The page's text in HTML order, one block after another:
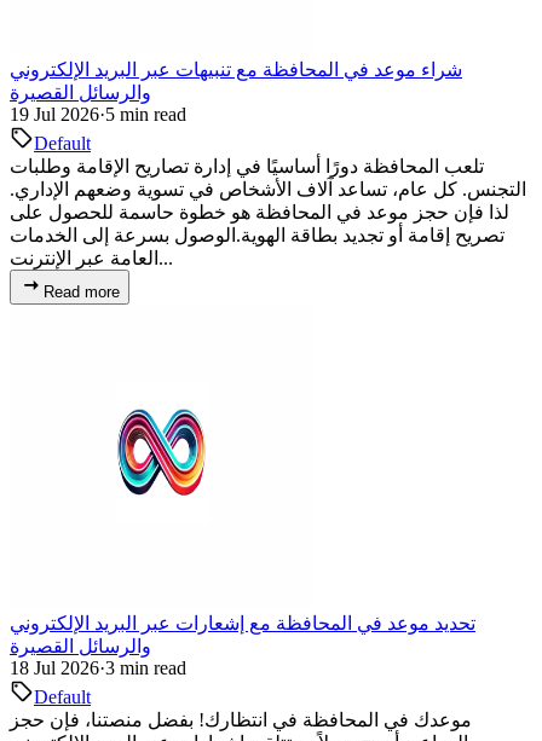
شراء موعد في المحافظة مع تنبيهات عبر البريد الإلكتروني
والرسائل القصيرة
19 Jul 2026·5 min read
Default
تلعب المحافظة دورًا أساسيًا في إدارة تصاريح الإقامة وطلبات
التجنس. كل عام، تساعد آلاف الأشخاص في تسوية وضعهم الإداري.
لذا فإن حجز موعد في المحافظة هو خطوة حاسمة للحصول على
تصريح إقامة أو تجديد بطاقة الهوية.الوصول بسرعة إلى الخدمات
العامة عبر الإنترنت...
Read more
تحديد موعد في المحافظة مع إشعارات عبر البريد الإلكتروني
والرسائل القصيرة
18 Jul 2026·3 min read
Default
موعدك في المحافظة في انتظارك! بفضل منصتنا، فإن حجز